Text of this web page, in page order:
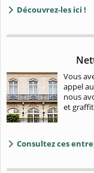
Découvrez-les ici !
Vous
appel
nous
et
Consultez ces